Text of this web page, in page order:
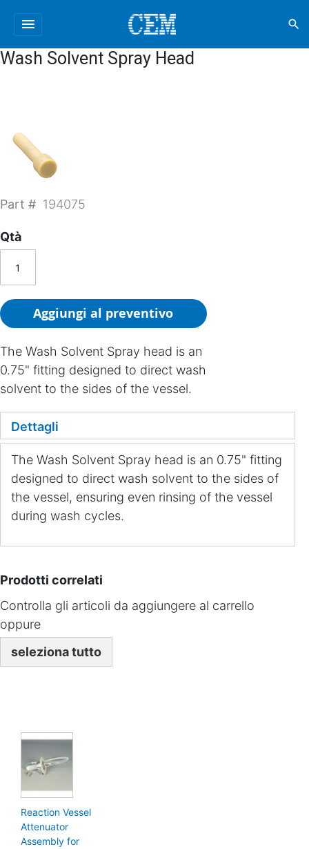
menu search
Wash Solvent Spray Head
Part # 194075
Qtà
Aggiungi al preventivo
The Wash Solvent Spray head is an
0.75" fitting designed to direct wash
solvent to the sides of the vessel.
Dettagli
The Wash Solvent Spray head is an 0.75" fitting
designed to direct wash solvent to the sides of
the vessel, ensuring even rinsing of the vessel
during wash cycles.
Prodotti correlati
Controlla gli articoli da aggiungere al carrello
oppure
seleziona tutto
Reaction Vessel
Attenuator
Assembly for